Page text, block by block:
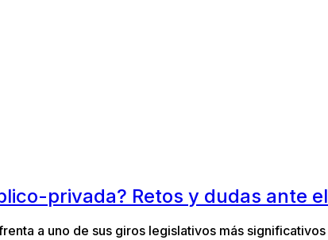
privada? Retos y dudas ante
a uno de sus giros legislativos más